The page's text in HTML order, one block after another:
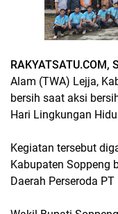
RAKYATSATU.COM,
Alam (TWA) Lejja,
bersih saat aksi
Hari Lingkungan
Kegiatan tersebut
Kabupaten Soppeng
Daerah Perseroda